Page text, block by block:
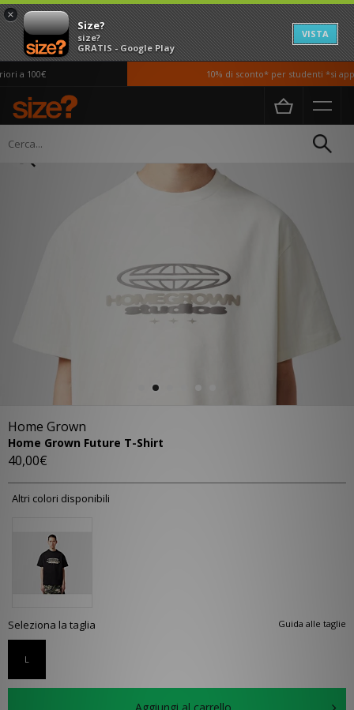
×
Size?
size?
GRATIS - Google Play
VISTA
a 100€ 10% di sconto* per studenti *si
Home Uomo
Home Grown
Home Grown Future T-Shirt
40,00€
Altri colori disponibili
Guida alle taglie
Seleziona la taglia
L